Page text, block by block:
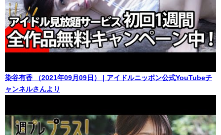
染谷有香 （2021年09月09日） | アイドルニッポン公式YouTubeチ
ャンネルさんより